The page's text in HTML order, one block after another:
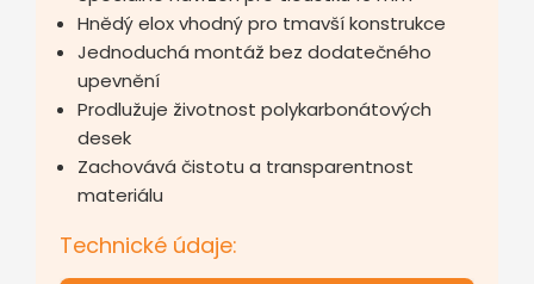
Hnědý elox vhodný pro tmavší konstrukce
Jednoduchá montáž bez dodatečného
upevnění
Prodlužuje životnost polykarbonátových
desek
Zachovává čistotu a transparentnost
materiálu
Technické údaje: